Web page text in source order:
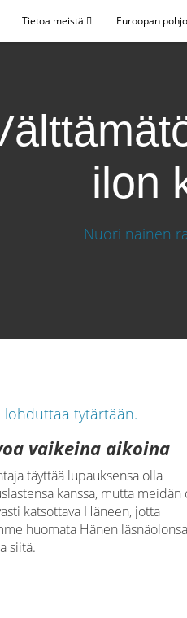
Tietoa meistä Euroopan
ilon
vaikeina aikoina
täyttää lupauksensa olla
kanssa, mutta meidän
katsottava Häneen, jotta
huomata Hänen
siitä.